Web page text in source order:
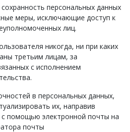
персональных данных
меры, исключающие доступ к
лиц.
никогда, ни при каких
третьим лицам, за
с исполнением
в персональных данных,
их, направив
помощью электронной почты на
почты